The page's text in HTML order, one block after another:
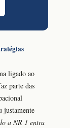
ligado ao
parte das
justamente
a NR 1 entra